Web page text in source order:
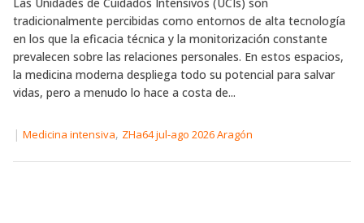
tradicionalmente percibidas como entornos de alta tecnología
en los que la eficacia técnica y la monitorización constante
prevalecen sobre las relaciones personales. En estos espacios,
la medicina moderna despliega todo su potencial para salvar
vidas, pero a menudo lo hace a costa de...
| Medicina intensiva, ZHa64 jul-ago 2026 Aragón